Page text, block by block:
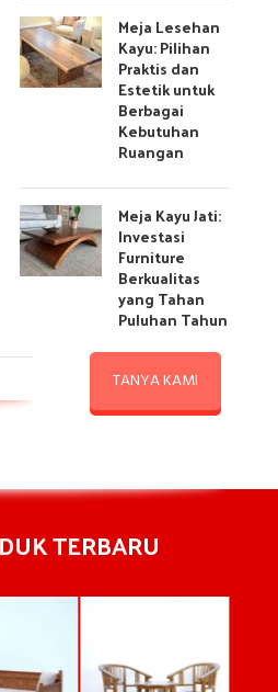
Meja Lesehan
Kayu: Pilihan
Praktis dan
Estetik untuk
Berbagai
Kebutuhan
Ruangan
Meja Kayu Jati:
Investasi
Furniture
Berkualitas
yang Tahan
Puluhan Tahun
TANYA KAMI
TERBARU